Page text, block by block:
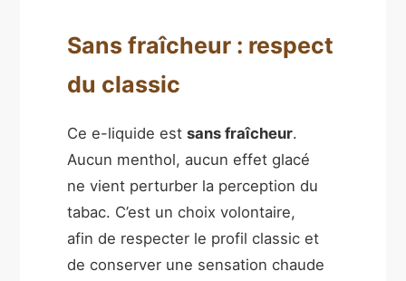
Sans fraîcheur : respect
du classic
Ce e-liquide estsans fraîcheur.
Aucun menthol, aucun effet glacé
ne vient perturber la perception du
tabac. C’est un choix volontaire,
afin de respecter le profil classic et
de conserver une sensation chaude